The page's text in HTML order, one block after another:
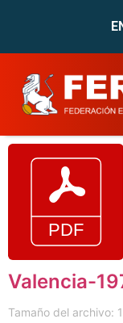
Valencia-
Tamaño del archivo: